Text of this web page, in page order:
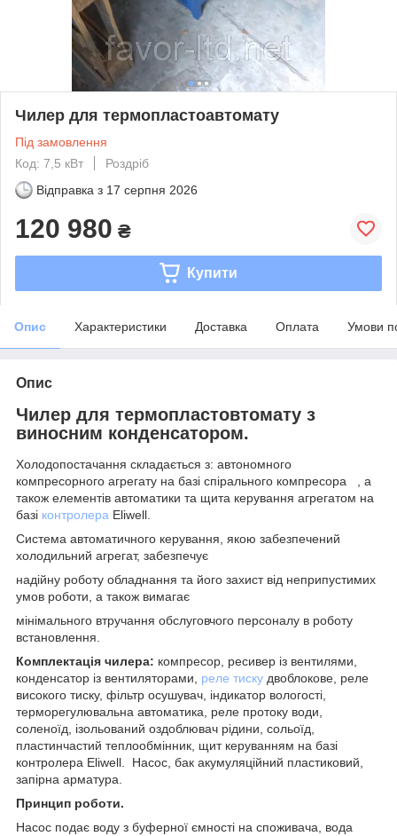
Чилер для термопластоавтомату
Під замовлення
Код: 7,5 кВт
Роздріб
Відправка з 17 серпня 2026
120 980 ₴
Купити
Опис Характеристики Доставка Оплата Умови
Опис
Чилер для термопластовтомату з
виносним конденсатором.
Холодопостачання складається з: автономного
компресорного агрегату на базі спірального компресора , а
також елементів автоматики та щита керування агрегатом на
базі контролера Eliwell.
Система автоматичного керування, якою забезпечений
холодильний агрегат, забезпечує
надійну роботу обладнання та його захист від неприпустимих
умов роботи, а також вимагає
мінімального втручання обслуговчого персоналу в роботу
встановлення.
Комплектація чилера: компресор, ресивер із вентилями,
конденсатор із вентиляторами, реле тиску двоблокове, реле
високого тиску, фільтр осушувач, індикатор вологості,
терморегулювальна автоматика, реле протоку води,
соленоїд, ізольований оздоблювач рідини, сольоїд,
пластинчастий теплообмінник, щит керуванням на базі
контролера Eliwell. Насос, бак акумуляційний пластиковий,
запірна арматура.
Принцип роботи.
Насос подає воду з буферної ємності на споживача, вода